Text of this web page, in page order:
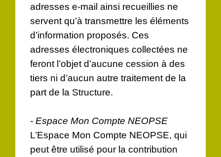
adresses e-mail ainsi recueillies ne
servent qu’à transmettre les éléments
d’information proposés. Ces
adresses électroniques collectées ne
feront l’objet d’aucune cession à des
tiers ni d’aucun autre traitement de la
part de la Structure.
- Espace Mon Compte NEOPSE
L’Espace Mon Compte NEOPSE, qui
peut être utilisé pour la contribution